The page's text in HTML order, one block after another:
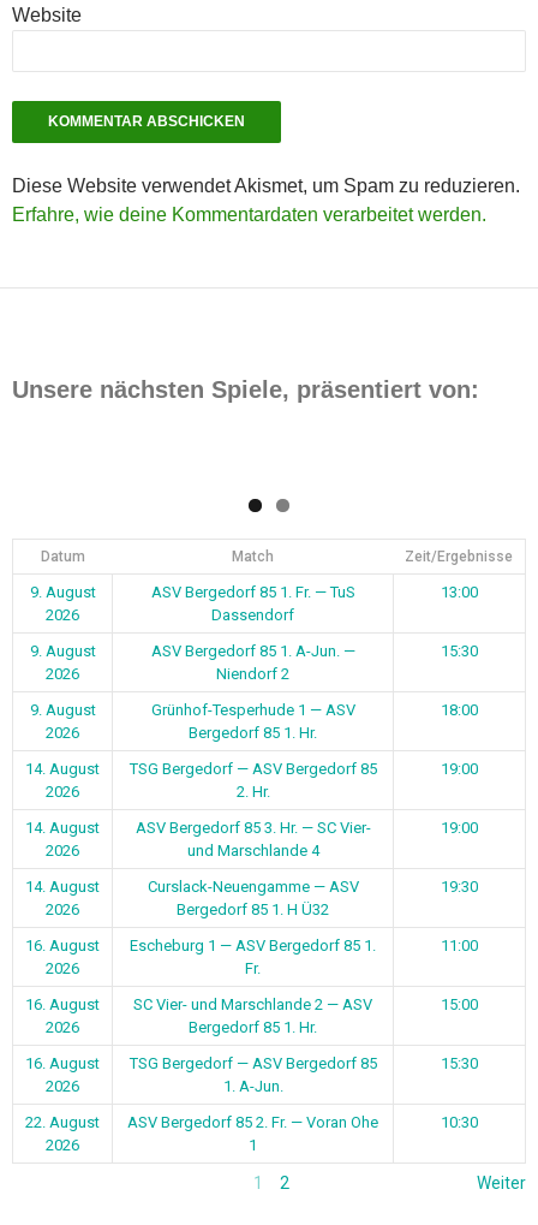
Website
Diese Website verwendet Akismet, um Spam zu reduzieren.
Erfahre, wie deine Kommentardaten verarbeitet werden.
Unsere nächsten Spiele, präsentiert von:
Datum Match Zeit/Ergebnisse
9. August
2026
ASV Bergedorf 85 1. Fr. — TuS
Dassendorf
13:00
9. August
2026
ASV Bergedorf 85 1. A-Jun. —
Niendorf 2
15:30
9. August
2026
Grünhof-Tesperhude 1 — ASV
Bergedorf 85 1. Hr.
18:00
14. August
2026
TSG Bergedorf — ASV Bergedorf 85
2. Hr.
19:00
14. August
2026
ASV Bergedorf 85 3. Hr. — SC Vier-
und Marschlande 4
19:00
14. August
2026
Curslack-Neuengamme — ASV
Bergedorf 85 1. H Ü32
19:30
16. August
2026
Escheburg 1 — ASV Bergedorf 85 1.
Fr.
11:00
16. August
2026
SC Vier- und Marschlande 2 — ASV
Bergedorf 85 1. Hr.
15:00
16. August
2026
TSG Bergedorf — ASV Bergedorf 85
1. A-Jun.
15:30
22. August
2026
ASV Bergedorf 85 2. Fr. — Voran Ohe
1
10:30
1 2 Weiter